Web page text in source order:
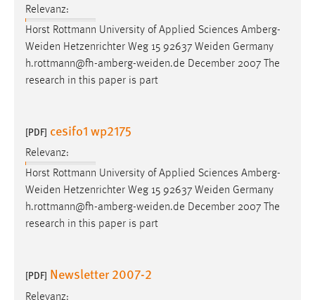
Relevanz:
Horst Rottmann University of Applied Sciences Amberg-
Weiden Hetzenrichter Weg 15 92637 Weiden Germany
h.rottmann@fh-amberg-weiden.de December 2007 The
research in this paper is part
[PDF] cesifo1 wp2175
Relevanz:
Horst Rottmann University of Applied Sciences Amberg-
Weiden Hetzenrichter Weg 15 92637 Weiden Germany
h.rottmann@fh-amberg-weiden.de December 2007 The
research in this paper is part
[PDF] Newsletter 2007-2
Relevanz:
Performance
Name:
Zweck:
Sprachpräferenz
site-language-preference
Zweck:
30 Tage